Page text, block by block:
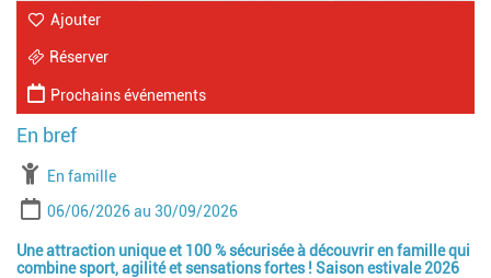
Ajouter
Réserver
Prochains événements
À partir de
En famille
Période
Date de début
06/06/2026 Date de fin
30/09/2026
Une attraction unique et 100 % sécurisée à découvrir en famille qui
combine sport, agilité et sensations fortes ! Saison estivale 2026